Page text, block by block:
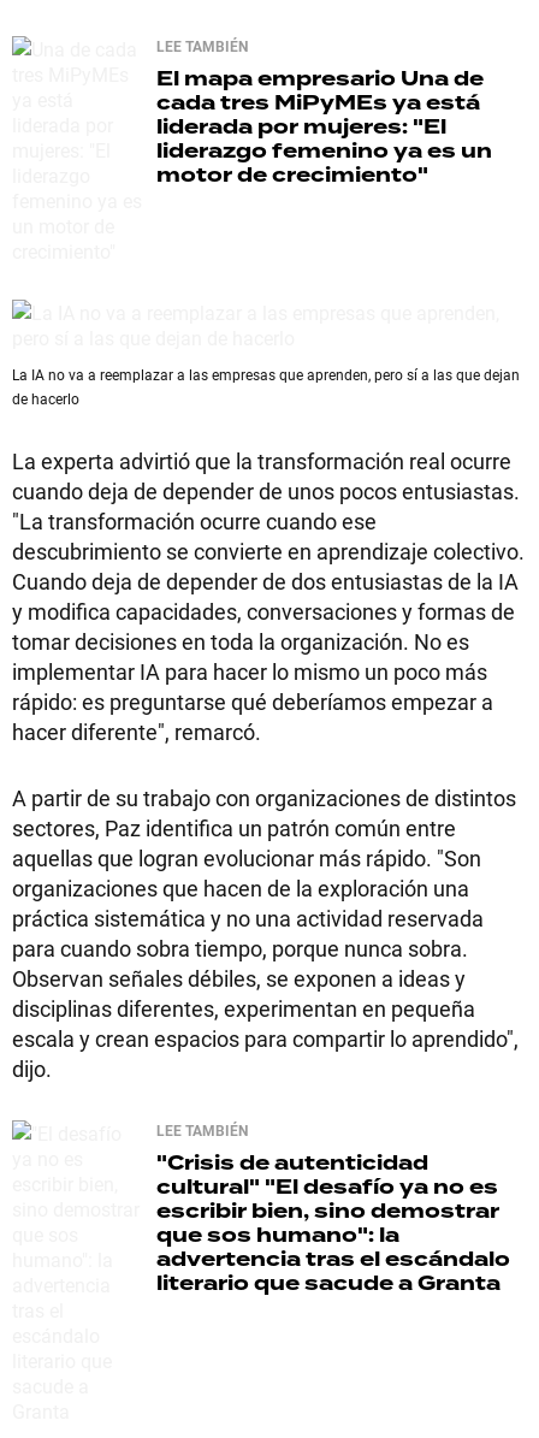
LEE TAMBIÉN
El mapa empresario Una de
cada tres MiPyMEs ya está
liderada por mujeres: "El
liderazgo femenino ya es un
motor de crecimiento"
La IA no va a reemplazar a las empresas que aprenden, pero sí a las que dejan
de hacerlo
La experta advirtió que la transformación real ocurre
cuando deja de depender de unos pocos entusiastas.
"La transformación ocurre cuando ese
descubrimiento se convierte en aprendizaje colectivo.
Cuando deja de depender de dos entusiastas de la IA
y modifica capacidades, conversaciones y formas de
tomar decisiones en toda la organización. No es
implementar IA para hacer lo mismo un poco más
rápido: es preguntarse qué deberíamos empezar a
hacer diferente", remarcó.
A partir de su trabajo con organizaciones de distintos
sectores, Paz identifica un patrón común entre
aquellas que logran evolucionar más rápido. "Son
organizaciones que hacen de la exploración una
práctica sistemática y no una actividad reservada
para cuando sobra tiempo, porque nunca sobra.
Observan señales débiles, se exponen a ideas y
disciplinas diferentes, experimentan en pequeña
escala y crean espacios para compartir lo aprendido",
dijo.
LEE TAMBIÉN
"Crisis de autenticidad
cultural" "El desafío ya no es
escribir bien, sino demostrar
que sos humano": la
advertencia tras el escándalo
literario que sacude a Granta